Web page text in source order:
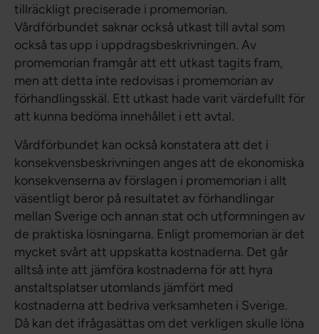
tillräckligt preciserade i promemorian.
Vårdförbundet saknar också utkast till avtal som
också tas upp i uppdragsbeskrivningen. Av
promemorian framgår att ett utkast tagits fram,
men att detta inte redovisas i promemorian av
förhandlingsskäl. Ett utkast hade varit värdefullt för
att kunna bedöma innehållet i ett avtal.
Vårdförbundet kan också konstatera att det i
konsekvensbeskrivningen anges att de ekonomiska
konsekvenserna av förslagen i promemorian i allt
väsentligt beror på resultatet av förhandlingar
mellan Sverige och annan stat och utformningen av
de praktiska lösningarna. Enligt promemorian är det
mycket svårt att uppskatta kostnaderna. Det går
alltså inte att jämföra kostnaderna för att hyra
anstaltsplatser utomlands jämfört med
kostnaderna att bedriva verksamheten i Sverige.
Då kan det ifrågasättas om det verkligen skulle löna